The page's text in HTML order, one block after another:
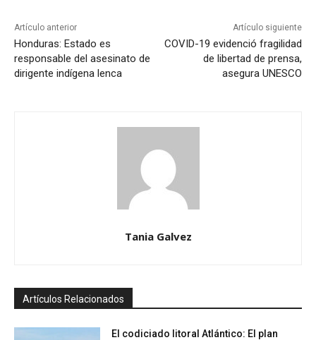
Artículo anterior
Honduras: Estado es
responsable del asesinato de
dirigente indígena lenca
Artículo siguiente
COVID-19 evidenció fragilidad
de libertad de prensa,
asegura UNESCO
Tania Galvez
Artículos Relacionados
El codiciado litoral Atlántico: El plan